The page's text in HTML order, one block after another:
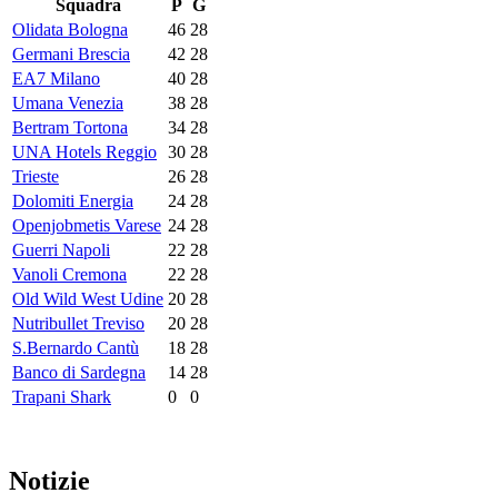
Squadra P G
Olidata Bologna
46 28
Germani Brescia
42 28
EA7 Milano
40 28
Umana Venezia
38 28
Bertram Tortona
34 28
UNA Hotels Reggio 30 28
Trieste
26 28
Dolomiti Energia
24 28
Openjobmetis Varese 24 28
Guerri Napoli
22 28
Vanoli Cremona
22 28
Old Wild West Udine 20 28
Nutribullet Treviso
20 28
S.Bernardo Cantù
18 28
Banco di Sardegna
14 28
Trapani Shark
0 0
Notizie